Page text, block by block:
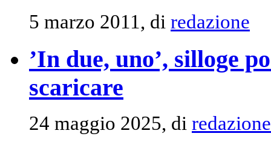
5 marzo 2011, di redazione
’In due, uno’, silloge
scaricare
24 maggio 2025, di redazione